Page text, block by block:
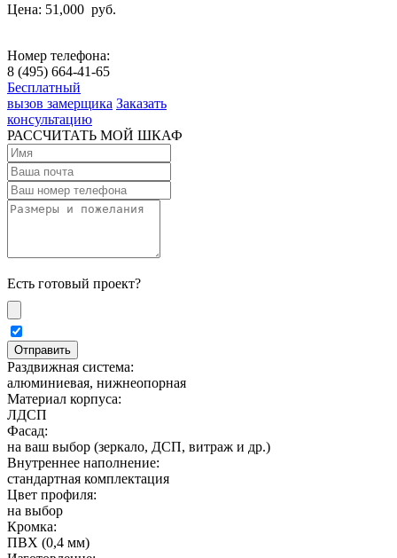
Цена: 51,000 руб.
Номер телефона:
8 (495) 664-41-65
Бесплатный
вызов замерщика Заказать
консультацию
РАССЧИТАТЬ МОЙ ШКАФ
Есть готовый проект?
Раздвижная система:
алюминиевая, нижнеопорная
Материал корпуса:
ЛДСП
Фасад:
на ваш выбор (зеркало, ДСП, витраж и др.)
Внутреннее наполнение:
стандартная комплектация
Цвет профиля:
на выбор
Кромка:
ПВХ (0,4 мм)